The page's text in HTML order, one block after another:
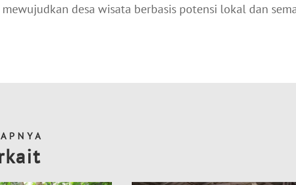
desa wisata berbasis potensi lokal dan